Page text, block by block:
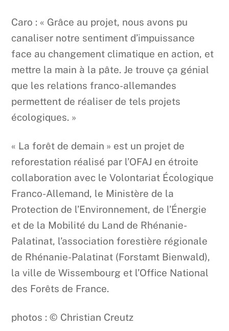
Caro : « Grâce au projet, nous avons pu
canaliser notre sentiment d’impuissance
face au changement climatique en action, et
mettre la main à la pâte. Je trouve ça génial
que les relations franco-allemandes
permettent de réaliser de tels projets
écologiques. »
« La forêt de demain » est un projet de
reforestation réalisé par l’OFAJ en étroite
collaboration avec le Volontariat Écologique
Franco-Allemand, le Ministère de la
Protection de l’Environnement, de l’Énergie
et de la Mobilité du Land de Rhénanie-
Palatinat, l’association forestière régionale
de Rhénanie-Palatinat (Forstamt Bienwald),
la ville de Wissembourg et l’Office National
des Forêts de France.
photos : © Christian Creutz